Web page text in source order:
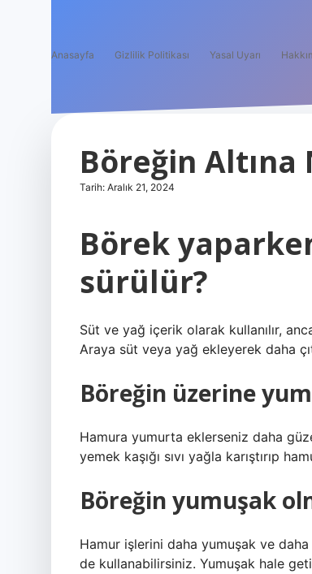
Anasayfa Gizlilik Politikası Yasal Uyarı
Böreğin
Tarih: Aralık 21, 2024
Börek
sürülür?
Süt ve yağ içerik olarak kullanılır,
Araya süt veya yağ ekleyerek daha
Böreğin üzerine
Hamura yumurta eklerseniz daha
yemek kaşığı sıvı yağla karıştırıp
Böreğin yumuşak
Hamur işlerini daha yumuşak ve
de kullanabilirsiniz. Yumuşak hale